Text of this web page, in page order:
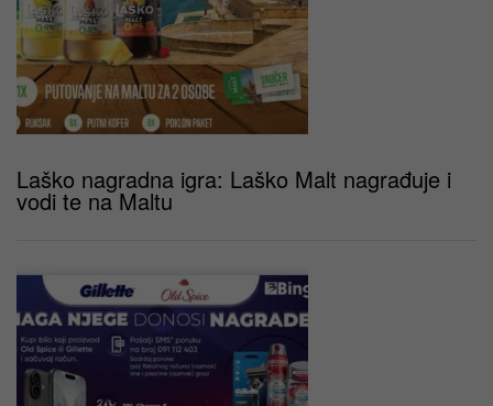
Laško nagradna igra: Laško Malt nagrađuje i
vodi te na Maltu